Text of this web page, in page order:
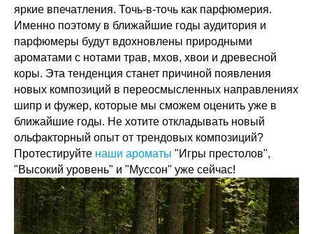
яркие впечатления. Точь-в-точь как парфюмерия.
Именно поэтому в ближайшие годы аудитория и
парфюмеры будут вдохновлены природными
ароматами с нотами трав, мхов, хвои и древесной
коры. Эта тенденция станет причиной появления
новых композиций в переосмысленных направлениях
шипр и фужер, которые мы сможем оценить уже в
ближайшие годы. Не хотите откладывать новый
ольфакторный опыт от трендовых композиций?
Протестируйте наши ароматы "Игры престолов",
"Высокий уровень" и "Муссон" уже сейчас!